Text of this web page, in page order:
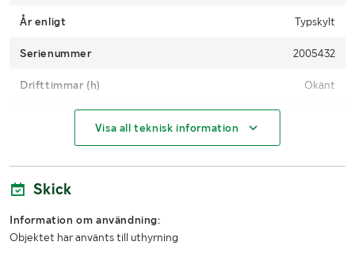
År enligt Typskylt
Serienummer 2005432
Drifttimmar (h) Okänt
Användarmanual
MÅTT OCH VIKT:
Vikt (kg)
Visa all teknisk information
Skick
Information om användning:
Objektet har använts till uthyrning